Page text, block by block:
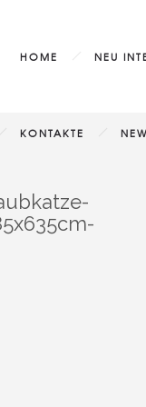
HOME NEU
KONTAKTE